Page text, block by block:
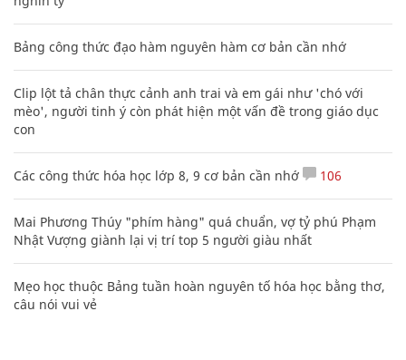
Bảng công thức đạo hàm nguyên hàm cơ bản cần nhớ
Clip lột tả chân thực cảnh anh trai và em gái như 'chó với
mèo', người tinh ý còn phát hiện một vấn đề trong giáo dục
con
Các công thức hóa học lớp 8, 9 cơ bản cần nhớ 106
Mai Phương Thúy "phím hàng" quá chuẩn, vợ tỷ phú Phạm
Nhật Vượng giành lại vị trí top 5 người giàu nhất
Mẹo học thuộc Bảng tuần hoàn nguyên tố hóa học bằng thơ,
câu nói vui vẻ